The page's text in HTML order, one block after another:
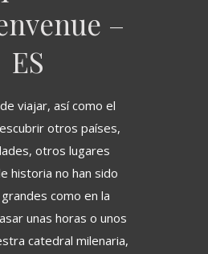
–
ES
viajar, así como el
otros países,
otros lugares
historia no han sido
como en la
unas horas o unos
catedral milenaria,